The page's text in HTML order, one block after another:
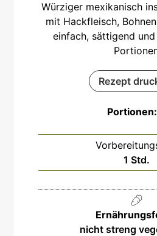
Würziger mexikanisch
mit Hackfleisch,
einfach, sättigend
Rezept
Portionen:
1 Stunde
Std.
nicht streng